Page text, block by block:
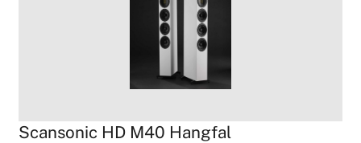
Scansonic HD M40 Hangfal